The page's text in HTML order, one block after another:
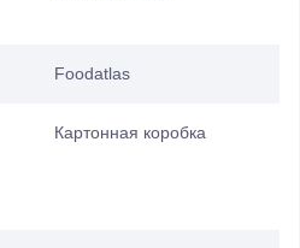
Foodatlas
Картонная коробка